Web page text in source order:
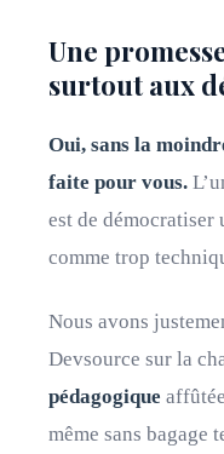
Une
surtout aux
Oui, sans la
faite pour vous.
est de démocratiser
comme trop
Nous avons
Devsource sur la
pédagogique
même sans bagage